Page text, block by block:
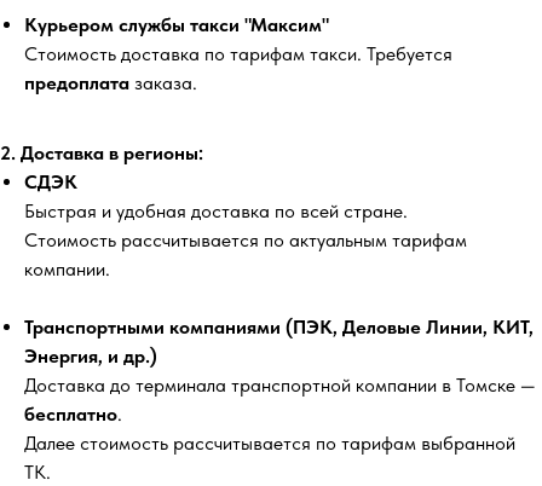
Курьером службы такси "Максим"
Стоимость доставка по тарифам такси. Требуется
предоплата заказа.
2. Доставка в регионы:
СДЭК
Быстрая и удобная доставка по всей стране.
Стоимость рассчитывается по актуальным тарифам
компании.
Транспортными компаниями (ПЭК, Деловые Линии, КИТ,
Энергия, и др.)
Доставка до терминала транспортной компании в Томске —
бесплатно.
Далее стоимость рассчитывается по тарифам выбранной
ТК.